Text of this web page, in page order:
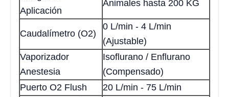
Aplicación
Animales hasta 200 KG
Caudalímetro (O2)
0 L/min - 4 L/min
(Ajustable)
Vaporizador
Anestesia
Isoflurano / Enflurano
(Compensado)
Puerto O2 Flush
20 L/min - 75 L/min